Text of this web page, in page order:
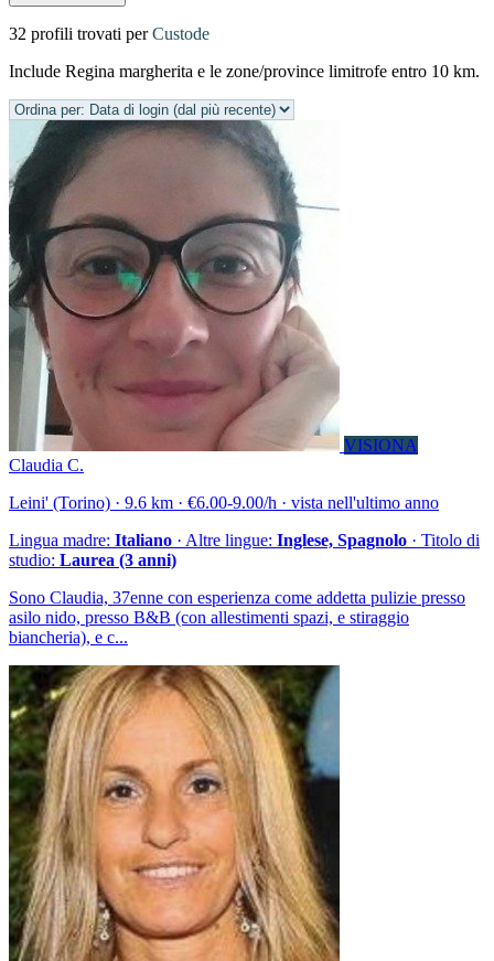
32 profili trovati perCustode
Include Regina margherita e le zone/province limitrofe entro 10 km.
VISIONA
Claudia C.
Leini' (Torino) · 9.6 km · €6.00-9.00/h · vista nell'ultimo anno
Lingua madre: Italiano · Altre lingue: Inglese, Spagnolo · Titolo di
studio: Laurea (3 anni)
Sono Claudia, 37enne con esperienza come addetta pulizie presso
asilo nido, presso B&B (con allestimenti spazi, e stiraggio
biancheria), e c...